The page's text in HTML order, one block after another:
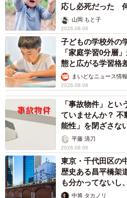
2026.08.06
「なんじゃこりゃ
そびえる物体の正
てみた結果…
太田 浩子
2026.08.06
エジプトで自撮り
ますよ！」→ノリ
ら……スマホを返
カモ代表かも」
宮前 晶子
2026.08.06